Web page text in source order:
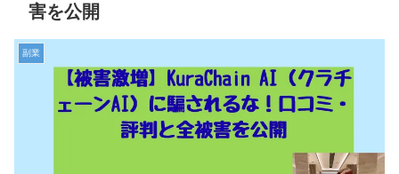
害を公開
副業